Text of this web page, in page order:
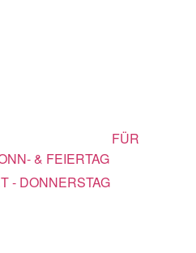
FÜR
& FEIERTAG
- DONNERSTAG